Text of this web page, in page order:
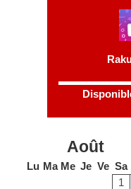
Août
Lu Ma Me Je Ve Sa
1